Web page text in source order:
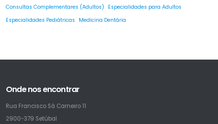
Consultas Complementares (Adultos)
Especialidades para Adultos
Especialidades Pediátricas
Medicina Dentária
Onde nos encontrar
Rua Francisco Sá Carneiro 11
2900-379 Setúbal